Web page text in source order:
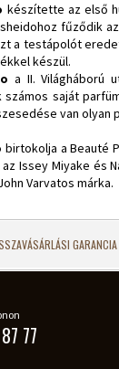
készítette az első
fűződik
a testápolót
készül.
a II. Világháború
számos saját
van olyan
birtokolja a Beauté
az Issey Miyake és
Varvatos márka.
GARANCIA
77